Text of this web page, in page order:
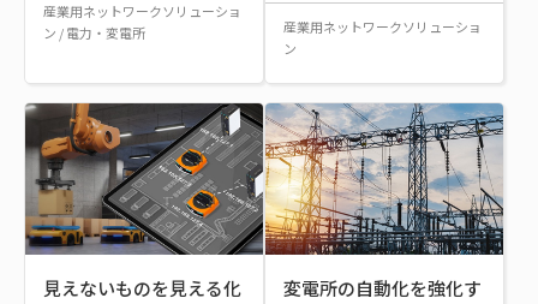
産業用ネットワークソリューショ
ン /電力・変電所
産業用ネットワークソリューショ
ン
見えないものを見える化
変電所の自動化を強化す